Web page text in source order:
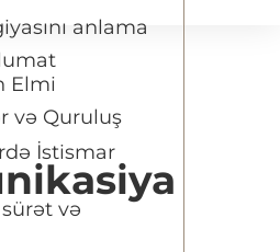
anlama
Elmi
və Quruluş
İstismar
və